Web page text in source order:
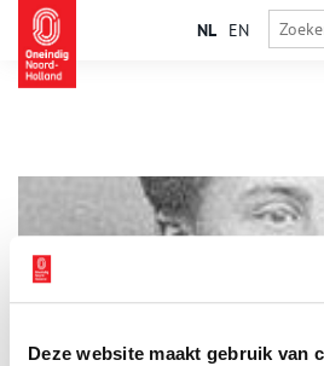
Deze website maakt gebruik van
NL EN